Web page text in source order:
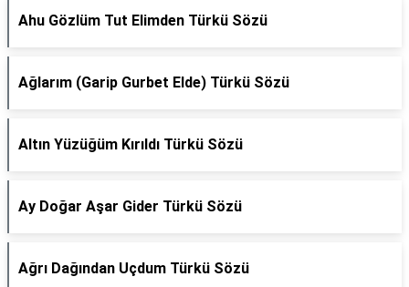
Ahu Gözlüm Tut Elimden Türkü Sözü
Ağlarım (Garip Gurbet Elde) Türkü Sözü
Altın Yüzüğüm Kırıldı Türkü Sözü
Ay Doğar Aşar Gider Türkü Sözü
Ağrı Dağından Uçdum Türkü Sözü